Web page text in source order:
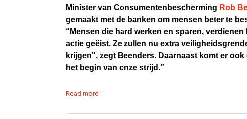
Minister van Consumentenbescherming Rob
gemaakt met de banken om mensen beter te
“Mensen die hard werken en sparen,
actie geëist. Ze zullen nu extra
krijgen", zegt Beenders. Daarnaast komt er
het begin van onze strijd.”
Read more